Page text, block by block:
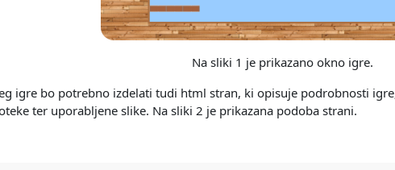
Na sliki 1 je prikazano okno igre.
igre bo potrebno izdelati tudi html stran, ki opisuje podrobnosti
ter uporabljene slike. Na sliki 2 je prikazana podoba strani.